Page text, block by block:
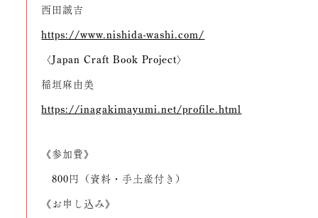
西田誠吉
https://www.nishida-washi.com/
〈Japan Craft Book Project〉
稲垣麻由美
https://inagakimayumi.net/profile.html
《参加費》
800円（資料・手土産付き）
《お申し込み》